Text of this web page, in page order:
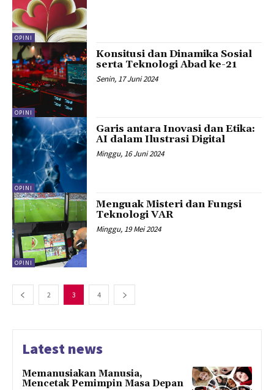
OPINI
OPINI
Konsitusi dan Dinamika Sosial
serta Teknologi Abad ke-21
Senin, 17 Juni 2024
OPINI
Garis antara Inovasi dan Etika:
AI dalam Ilustrasi Digital
Minggu, 16 Juni 2024
OPINI
Menguak Misteri dan Fungsi
Teknologi VAR
Minggu, 19 Mei 2024
2 3 4
Latest news
Memanusiakan Manusia,
Mencetak Pemimpin Masa Depan